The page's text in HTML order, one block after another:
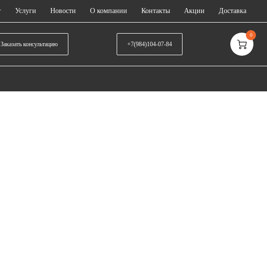
Услуги Новости О компании Контакты Акции Доставка
Заказать консультацию +7(984)104-07-84
0